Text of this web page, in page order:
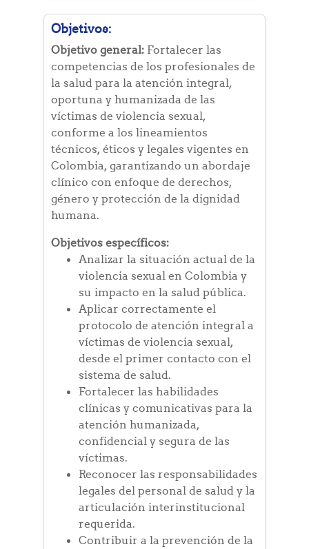
Objetivos:
Objetivo general: Fortalecer las
competencias de los profesionales de
la salud para la atención integral,
oportuna y humanizada de las
víctimas de violencia sexual,
conforme a los lineamientos
técnicos, éticos y legales vigentes en
Colombia, garantizando un abordaje
clínico con enfoque de derechos,
género y protección de la dignidad
humana.
Objetivos específicos:
Analizar la situación actual de la
violencia sexual en Colombia y
su impacto en la salud pública.
Aplicar correctamente el
protocolo de atención integral a
víctimas de violencia sexual,
desde el primer contacto con el
sistema de salud.
Fortalecer las habilidades
clínicas y comunicativas para la
atención humanizada,
confidencial y segura de las
víctimas.
Reconocer las responsabilidades
legales del personal de salud y la
articulación interinstitucional
requerida.
Contribuir a la prevención de la